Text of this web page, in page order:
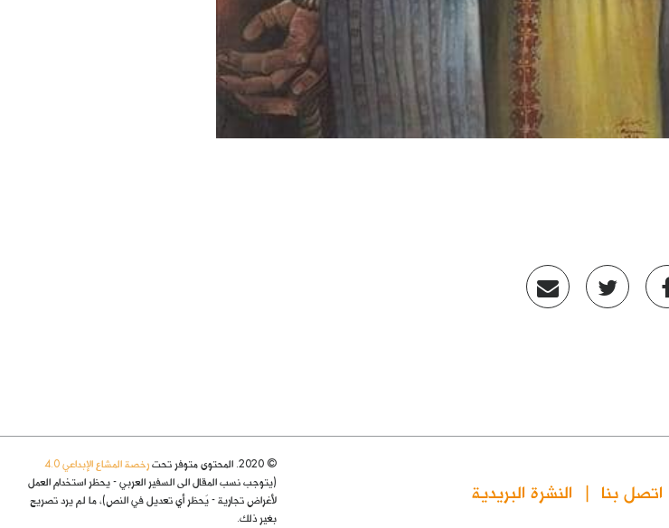
اتصل بنا النشرة البريدية
© 2020. المحتوى متوفر تحت
رخصة المشاع الإبداعي 4.0
(يتوجب نسب المقال الى السفير العربي - يحظر استخدام العمل
لأغراض تجارية - يُحظر أي تعديل في النص)، ما لم يرد تصريح
بغير ذلك.